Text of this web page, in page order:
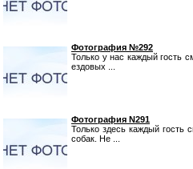
Фотография №292
Только у нас каждый гость
ездовых ...
Фотография N291
Только здесь каждый гость
собак. Не ...